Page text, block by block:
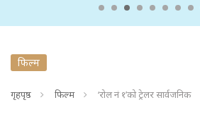
फिल्म
गृहपृष्ठ फिल्म ‘रोल नं १’को ट्रेलर सार्वजनिक